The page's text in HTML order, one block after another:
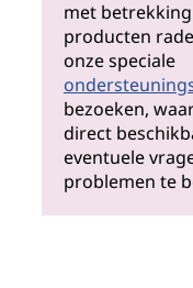
met
producten
onze speciale
bezoeken,
direct
eventuele
problemen te